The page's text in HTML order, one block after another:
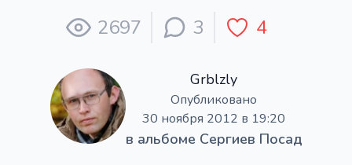
2697 3 4
Grblzly
Опубликовано
30 ноября 2012 в 19:20
в альбоме Сергиев Посад